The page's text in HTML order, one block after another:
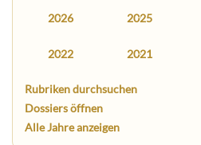
2026 2025
2022 2021
Rubriken durchsuchen
Dossiers öffnen
Alle Jahre anzeigen